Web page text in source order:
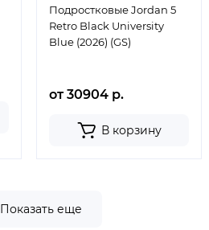
Подростковые Jordan 5
Retro Black University
Blue (2026) (GS)
от 30904 р.
В корзину
Показать еще